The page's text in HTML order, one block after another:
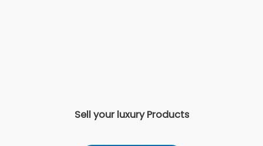
Sell your luxury Products